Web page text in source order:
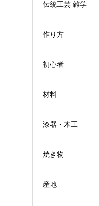
伝統工芸 雑学
作り方
初心者
材料
漆器・木工
焼き物
産地